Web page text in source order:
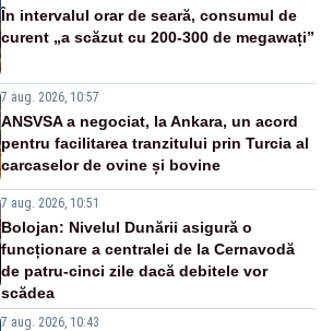
În intervalul orar de seară, consumul de
curent „a scăzut cu 200-300 de megawați”
7 aug. 2026, 10:57
ANSVSA a negociat, la Ankara, un acord
pentru facilitarea tranzitului prin Turcia al
carcaselor de ovine și bovine
7 aug. 2026, 10:51
Bolojan: Nivelul Dunării asigură o
funcționare a centralei de la Cernavodă
de patru-cinci zile dacă debitele vor
scădea
7 aug. 2026, 10:43